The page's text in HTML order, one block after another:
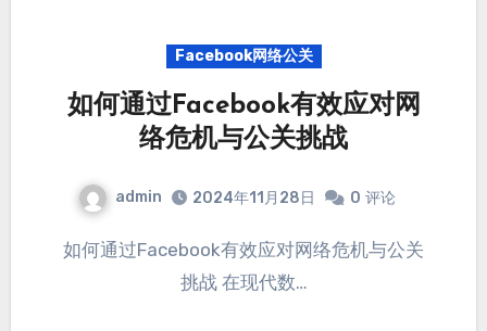
Facebook网络公关
如何通过Facebook有效应对网
络危机与公关挑战
admin 2024年11月28日 0 评论
如何通过Facebook有效应对网络危机与公关
挑战 在现代数…